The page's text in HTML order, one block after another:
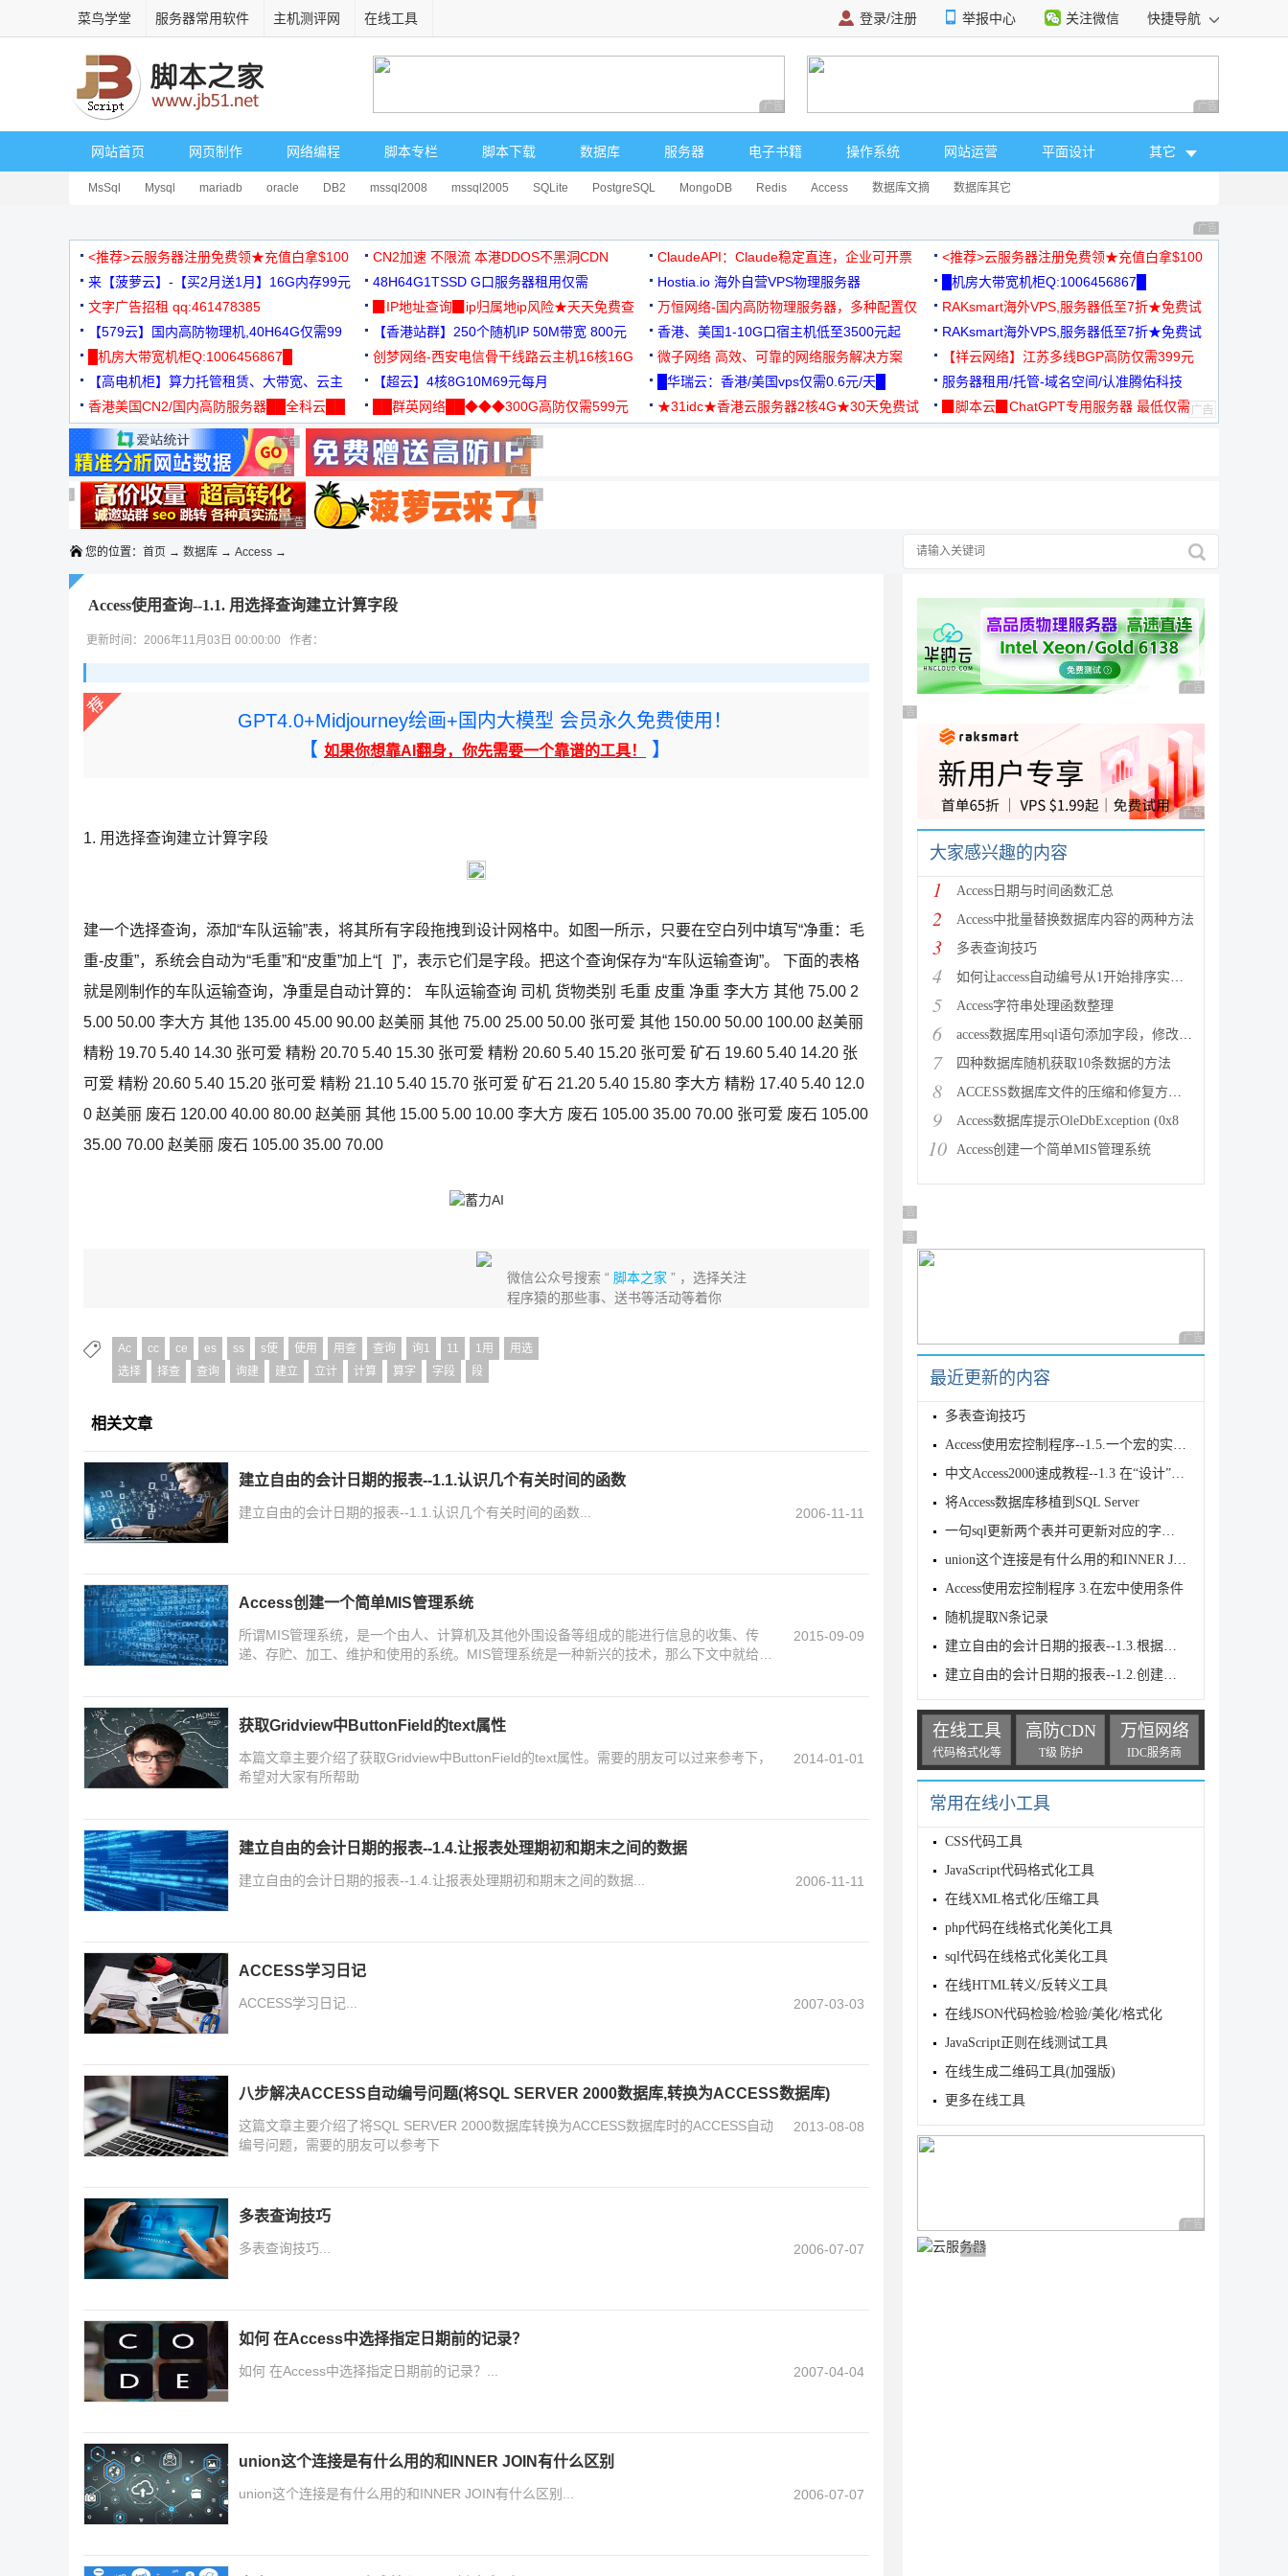
菜鸟学堂 服务器常用软件 主机测评网 在线工具 登录/注册 举报中心 关注微信 快捷导航
广告 商业广告，理性选择 广告 商业广告，理
网站首页 网页制作 网络编程 脚本专栏 脚本下载 数据库 服务器 电子书籍 操作系统 网站运营 平面设计 其它
MsSql Mysql mariadb oracle DB2 mssql2008 mssql2005 SQLite PostgreSQL MongoDB Redis Access 数据库文摘 数据库其它
广告 商业广告，理
<推荐>云服务器注册免费领★充值白拿$100 CN2加速 不限流 本港DDOS不黑洞CDN ClaudeAPI：Claude稳定直连，企业可开票
<推荐>云服务器注册免费领★充值白拿$100
来【菠萝云】-【买2月送1月】16G内存99元
48H64G1TSSD G口服务器租用仅需
3000+可免费测试
Hostia.io 海外自营VPS物理服务器
█机房大带宽机柜Q:1006456867█
文字广告招租 qq:461478385
▉IP地址查询▉ip归属地ip风险★天天免费查
万恒网络-国内高防物理服务器，多种配置仅
99元/月起
RAKsmart海外VPS,服务器低至7折★免费试
用★
【579云】国内高防物理机,40H64G仅需99
元
【香港站群】250个随机IP 50M带宽 800元 香港、美国1-10G口宿主机低至3500元起
RAKsmart海外VPS,服务器低至7折★免费试
用★
█机房大带宽机柜Q:1006456867█
创梦网络-西安电信骨干线路云主机16核16G
88元/月
微子网络 高效、可靠的网络服务解决方案
【祥云网络】江苏多线BGP高防仅需399元
【高电机柜】算力托管租赁、大带宽、云主
机
【超云】4核8G10M69元每月 █华瑞云：香港/美国vps仅需0.6元/天█
服务器租用/托管-域名空间/认准腾佑科技
香港美国CN2/国内高防服务器██全科云██
██群英网络██◆◆◆300G高防仅需599元
◆◆◆
★31idc★香港云服务器2核4G★30天免费试
▉脚本云▉ChatGPT专用服务器 最低仅需
广告 商业广告，理性选择
广告 商业广告，理性选择
广告 商业广告，理性选择
广告 商业广告，理性选择
广告 商业广告，理性选择
广告 商业广告，理性选择
广告 商业广告，理性选择
广告 商业广告，理性选择 广告 商业广告，理性选择
广告 商业广告，理性选择
您的位置： 首页 → 数据库 → Access →
Access使用查询--1.1. 用选择查询建立计算字段
更新时间：2006年11月03日 00:00:00 作者：
GPT4.0+Midjourney绘画+国内大模型 会员永久免费使用！
【 如果你想靠AI翻身，你先需要一个靠谱的工具！ 】
1. 用选择查询建立计算字段
建一个选择查询，添加“车队运输”表，将其所有字段拖拽到设计网格中。如图一所示，只要在空白列中填写“净重：毛
重-皮重”，系统会自动为“毛重”和“皮重”加上“[ ]”，表示它们是字段。把这个查询保存为“车队运输查询”。 下面的表格
就是刚制作的车队运输查询，净重是自动计算的： 车队运输查询 司机 货物类别 毛重 皮重 净重 李大方 其他 75.00 2
5.00 50.00 李大方 其他 135.00 45.00 90.00 赵美丽 其他 75.00 25.00 50.00 张可爱 其他 150.00 50.00 100.00 赵美丽
精粉 19.70 5.40 14.30 张可爱 精粉 20.70 5.40 15.30 张可爱 精粉 20.60 5.40 15.20 张可爱 矿石 19.60 5.40 14.20 张
可爱 精粉 20.60 5.40 15.20 张可爱 精粉 21.10 5.40 15.70 张可爱 矿石 21.20 5.40 15.80 李大方 精粉 17.40 5.40 12.0
0 赵美丽 废石 120.00 40.00 80.00 赵美丽 其他 15.00 5.00 10.00 李大方 废石 105.00 35.00 70.00 张可爱 废石 105.00
35.00 70.00 赵美丽 废石 105.00 35.00 70.00
微信公众号搜索 “ 脚本之家 ” ，选择关注
程序猿的那些事、送书等活动等着你
Ac cc ce es ss s使 使用 用查 查询 询1 11 1用
用选
选择
择查 查询 询建 建立 立计 计算 算字 字段 段
相关文章
建立自由的会计日期的报表--1.1.认识几个有关时间的函数
建立自由的会计日期的报表--1.1.认识几个有关时间的函数... 2006-11-11
Access创建一个简单MIS管理系统
所谓MIS管理系统，是一个由人、计算机及其他外围设备等组成的能进行信息的收集、传
递、存贮、加工、维护和使用的系统。MIS管理系统是一种新兴的技术，那么下文中就给大
2015-09-09
获取Gridview中ButtonField的text属性
本篇文章主要介绍了获取Gridview中ButtonField的text属性。需要的朋友可以过来参考下，
希望对大家有所帮助
2014-01-01
建立自由的会计日期的报表--1.4.让报表处理期初和期末之间的数据
建立自由的会计日期的报表--1.4.让报表处理期初和期末之间的数据... 2006-11-11
ACCESS学习日记
ACCESS学习日记... 2007-03-03
八步解决ACCESS自动编号问题(将SQL SERVER 2000数据库,转换为ACCESS数据库)
这篇文章主要介绍了将SQL SERVER 2000数据库转换为ACCESS数据库时的ACCESS自动
编号问题，需要的朋友可以参考下
2013-08-08
多表查询技巧
多表查询技巧... 2006-07-07
如何 在Access中选择指定日期前的记录？
如何 在Access中选择指定日期前的记录？... 2007-04-04
union这个连接是有什么用的和INNER JOIN有什么区别
union这个连接是有什么用的和INNER JOIN有什么区别... 2006-07-07
广告 商业广告，理性
广告 商业广告，理性选择
广告 商业广告，理性
大家感兴趣的内容
1 Access日期与时间函数汇总
2 Access中批量替换数据库内容的两种方法
3 多表查询技巧
4 如何让access自动编号从1开始排序实现方法
5 Access字符串处理函数整理
6 access数据库用sql语句添加字段，修改字段，删除字段
7 四种数据库随机获取10条数据的方法
8 ACCESS数据库文件的压缩和修复方法[图文]
9 Access数据库提示OleDbException (0x8
10 Access创建一个简单MIS管理系统
广告 商业广告，理性选择
广告 商业广告，理性选择
广告 商业广告，理性
最近更新的内容
多表查询技巧
Access使用宏控制程序--1.5.一个宏的实例——检验口令
中文Access2000速成教程--1.3 在“设计”视图中设计表
将Access数据库移植到SQL Server
一句sql更新两个表并可更新对应的字段值具体实现
union这个连接是有什么用的和INNER JOIN有什么区别
Access使用宏控制程序 3.在宏中使用条件
随机提取N条记录
建立自由的会计日期的报表--1.3.根据用户选择日期自动计算期初期末日期
建立自由的会计日期的报表--1.2.创建让用户选择日期窗体
在线工具
代码格式化等
高防CDN
T级 防护
万恒网络
IDC服务商
常用在线小工具
CSS代码工具
JavaScript代码格式化工具
在线XML格式化/压缩工具
php代码在线格式化美化工具
sql代码在线格式化美化工具
在线HTML转义/反转义工具
在线JSON代码检验/检验/美化/格式化
JavaScript正则在线测试工具
在线生成二维码工具(加强版)
更多在线工具
广告 商业广告，理性
广告 商业广告，理性选择